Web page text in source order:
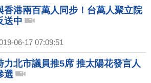
香港兩百萬人同步！台萬人聚立院
送中
06-17 07:09:51
力北市議員推5席 推太陽花發言人
選